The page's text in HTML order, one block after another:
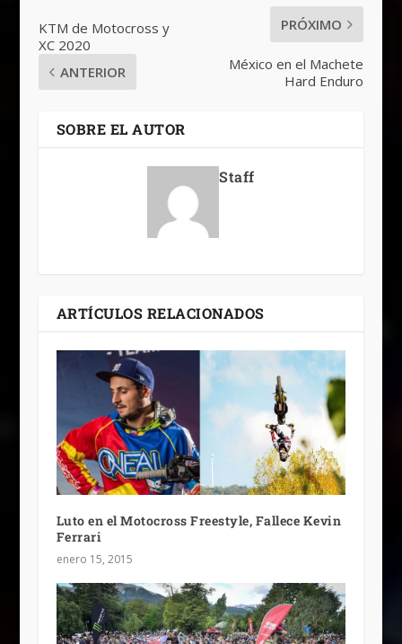
KTM de Motocross y
XC 2020
ANTERIOR
PRÓXIMO
México en el Machete
Hard Enduro
SOBRE EL AUTOR
Staff
ARTÍCULOS RELACIONADOS
Luto en el Motocross Freestyle, Fallece Kevin
Ferrari
enero 15, 2015